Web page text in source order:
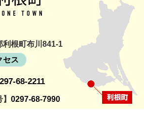
利根町布川841-1
セス
68-2211
0297-68-7990
町民活動情報サイト
とねっと
詳
利根町社
会